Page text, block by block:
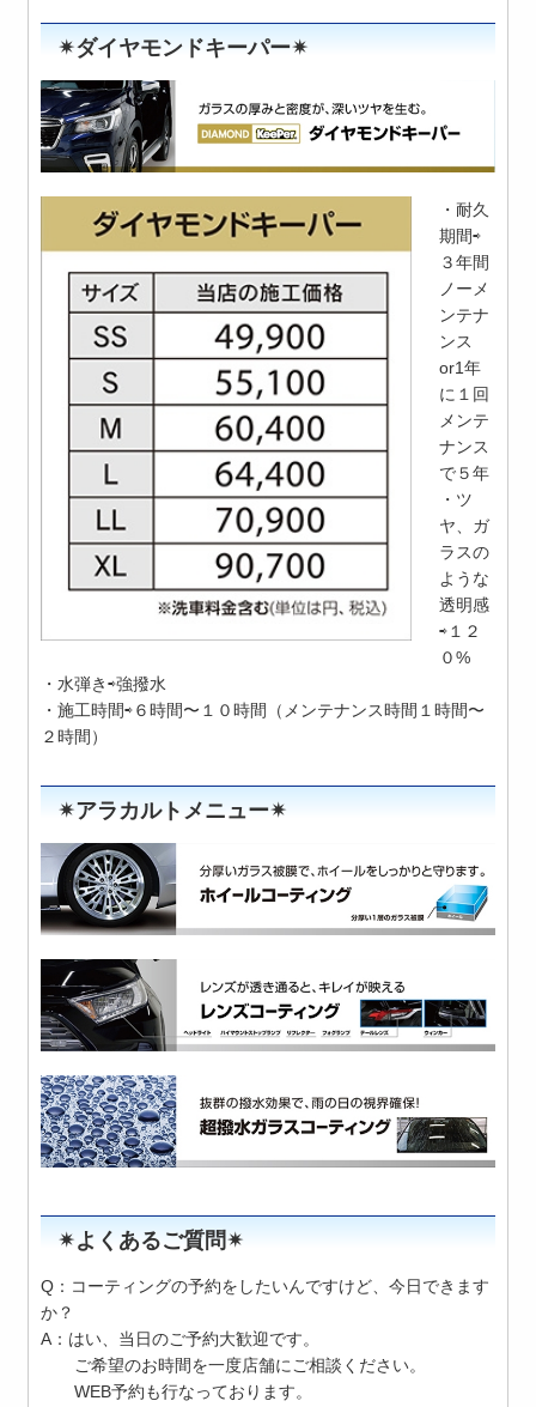
✴︎ダイヤモンドキーパー✴︎
・耐久
期間⇨
３年間
ノーメ
ンテナ
ンス
or1年
に１回
メンテ
ナンス
で５年
・ツ
ヤ、ガ
ラスの
ような
透明感
⇨１２
０%
・水弾き⇨強撥水
・施工時間⇨６時間〜１０時間（メンテナンス時間１時間〜
２時間）
✴︎アラカルトメニュー✴︎
✴︎よくあるご質問✴︎
Q：コーティングの予約をしたいんですけど、今日できます
か？
A：はい、当日のご予約大歓迎です。
ご希望のお時間を一度店舗にご相談ください。
WEB予約も行なっております。